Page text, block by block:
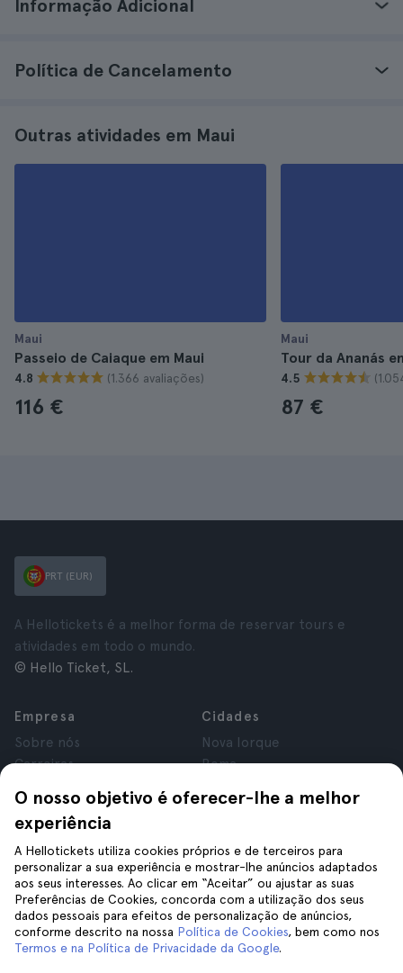
Informação Adicional
Política de Cancelamento
Outras atividades em Maui
Maui
Passeio de Caiaque em Maui
4.8 (1.366 avaliações)
116 €
Maui
Tour da Ananás
4.5
87 €
O nosso objetivo é oferecer-lhe a melhor
experiência
A Hellotickets utiliza cookies próprios e de terceiros para
personalizar a sua experiência e mostrar-lhe anúncios adaptados
aos seus interesses. Ao clicar em “Aceitar” ou ajustar as suas
Preferências de Cookies, concorda com a utilização dos seus
dados pessoais para efeitos de personalização de anúncios,
conforme descrito na nossa Política de Cookies, bem como nos
Termos e na Política de Privacidade da Google.
PRT (EUR)
A Hellotickets é a melhor forma de reservar tours e
atividades em todo o mundo.
© Hello Ticket, SL.
Empresa
Sobre nós
Carreiras
Avaliações
Privacidade
Termos e Condições
Aviso Legal
Cookies
Cidades
Nova Iorque
Roma
Londres
Cracóvia
Tenerife
Ajuda
Siga-nos